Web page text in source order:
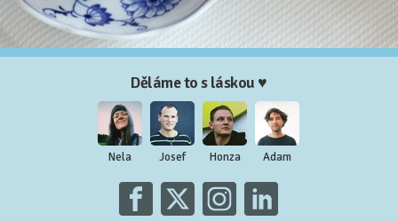
Děláme to s láskou ♥
Nela Josef Honza Adam